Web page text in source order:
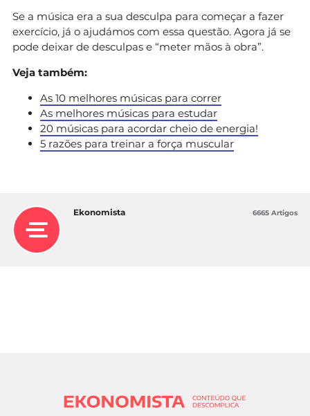
Se a música era a sua desculpa para começar a fazer
exercício, já o ajudámos com essa questão. Agora já se
pode deixar de desculpas e “meter mãos à obra”.
Veja também:
As 10 melhores músicas para correr
As melhores músicas para estudar
20 músicas para acordar cheio de energia!
5 razões para treinar a força muscular
Ekonomista 6665 Artigos